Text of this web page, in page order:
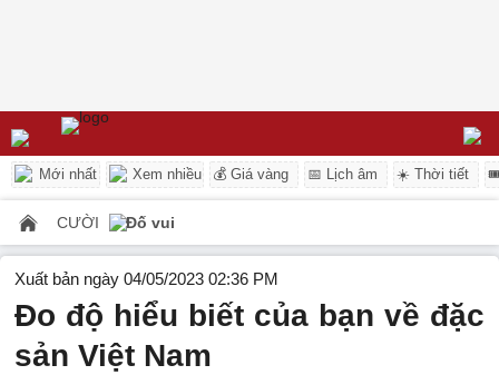
Mới nhất Xem nhiều 💰 Giá vàng 📅 Lịch âm ☀️ Thời tiết
CƯỜI Đố vui
Xuất bản ngày 04/05/2023 02:36 PM
Đo độ hiểu biết của bạn về đặc
sản Việt Nam